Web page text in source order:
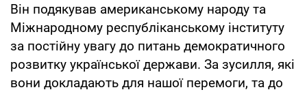
Він подякував американському народу та
Міжнародному республіканському інституту
за постійну увагу до питань демократичного
розвитку української держави. За зусилля, які
вони докладають для нашої перемоги, та до